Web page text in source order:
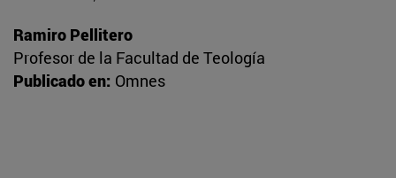
Ramiro Pellitero
Profesor de la Facultad de Teología
Publicado en: Omnes